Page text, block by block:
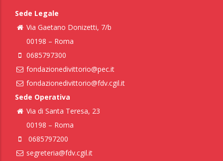
Sede Legale
Via Gaetano Donizetti, 7/b
00198 – Roma
0685797300
fondazionedivittorio@pec.it
fondazionedivittorio@fdv.cgil.it
Sede Operativa
Via di Santa Teresa, 23
00198 – Roma
0685797200
segreteria@fdv.cgil.it